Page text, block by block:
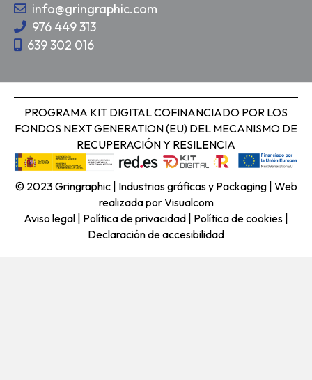
info@gringraphic.com
976 449 313
639 302 016
PROGRAMA KIT DIGITAL COFINANCIADO POR LOS
FONDOS NEXT GENERATION (EU) DEL MECANISMO DE
RECUPERACIÓN Y RESILENCIA
© 2023 Gringraphic | Industrias gráficas y Packaging | Web
realizada por Visualcom
Aviso legal Política de privacidad Política de cookies
Declaración de accesibilidad